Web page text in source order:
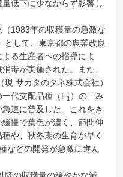
低下に少なからず影響し
1983年の収穫量の急激な
として、東京都の農業改良
る生産者への指導によ
毒が実施された。また、
サカタのタネ株式会社）
代交配品種（F1 ）の「み
速に普及した。これをき
慢で葉色が濃く、節間伸
や、秋冬期の生育が早く
などの開発が急激に進ん
降の収穫量の緩やかな減